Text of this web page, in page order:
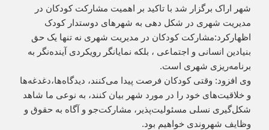
شهر اراک برگزار شد با تاکید بر اهمیت مشارکت کودکان در
مدیریت شهری در شکل دهی به شهرهای دوستدار کودک
اظهارکرد:مشارکت کودکان در مدیریت شهری نه تنها یک حق
بنیادین انسانی و اجتماعی ، بلکه نمایانگر رویکردی آینده‌نگر به
برنامه‌ریزی شهری است.
وی افزود: وقتی کودکان فرصت پیدا می‌کنند، دیدگاه‌ها،دغدغه‌ها
و خلاقیت‌های خود را در مورد شهر بیان کنند، به نوعی ما شاهد
شکل‌گیری نسلی مسئولیت‌پذیر، مشارکت‌جو و آگاه به حقوق و
وظایف شهروندی خواهیم بود.